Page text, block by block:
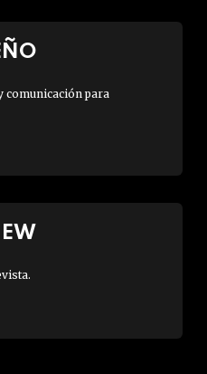
comunicación para